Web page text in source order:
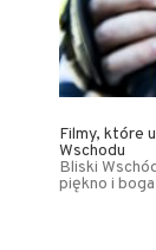
Filmy, które
Wschodu
Bliski
piękno i